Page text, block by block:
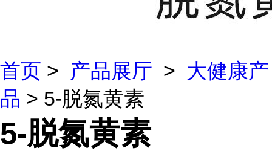
首页 > 产品展厅 > 大健康产
品 > 5-脱氮黄素
5-脱氮黄素